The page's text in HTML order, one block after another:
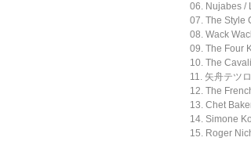
06. Nujabes /
07. The Style
08. Wack
09. The Four
10. The
11. 矢舟テツ
12. The
13. Chet
14. Simone
15. Roger